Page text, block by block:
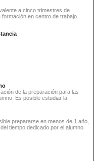
a cinco trimestres de
en centro de trabajo
de la preparación para las
Es posible estudiar la
prepararse en menos de 1 año,
tiempo dedicado por el alumno